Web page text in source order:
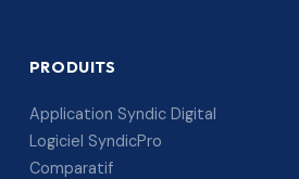
PRODUITS
Application Syndic Digital
Logiciel SyndicPro
Comparatif